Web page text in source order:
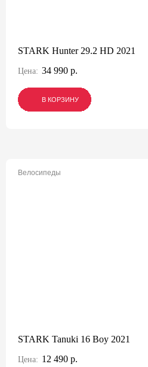
STARK Hunter 29.2 HD 2021
Цена: 34 990 р.
В КОРЗИНУ
В КОРЗИНУ
В КОРЗИНУ
Велосипеды
STARK Tanuki 16 Boy 2021
Цена: 12 490 р.